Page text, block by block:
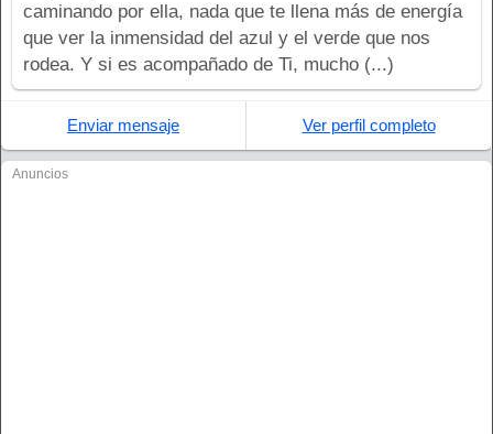
caminando por ella, nada que te llena más de energía
que ver la inmensidad del azul y el verde que nos
rodea. Y si es acompañado de Ti, mucho (...)
Enviar mensaje Ver perfil completo
Anuncios